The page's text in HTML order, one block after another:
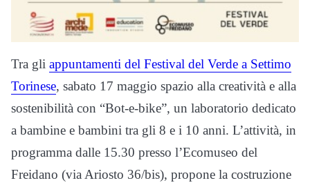
Tra gli appuntamenti del Festival del Verde a Settimo
Torinese, sabato 17 maggio spazio alla creatività e alla
sostenibilità con “Bot-e-bike”, un laboratorio dedicato
a bambine e bambini tra gli 8 e i 10 anni. L’attività, in
programma dalle 15.30 presso l’Ecomuseo del
Freidano (via Ariosto 36/bis), propone la costruzione